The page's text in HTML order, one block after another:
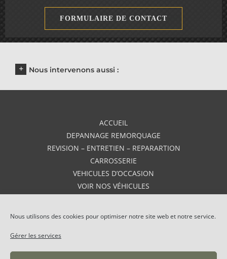
Nous utilisons des cookies pour optimiser notre site web et notre service.
Gérer les services
FORMULAIRE DE CONTACT
Nous intervenons aussi :
ACCUEIL
DEPANNAGE REMORQUAGE
REVISION – ENTRETIEN – REPARARTION
CARROSSERIE
VEHICULES D’OCCASION
VOIR NOS VÉHICULES